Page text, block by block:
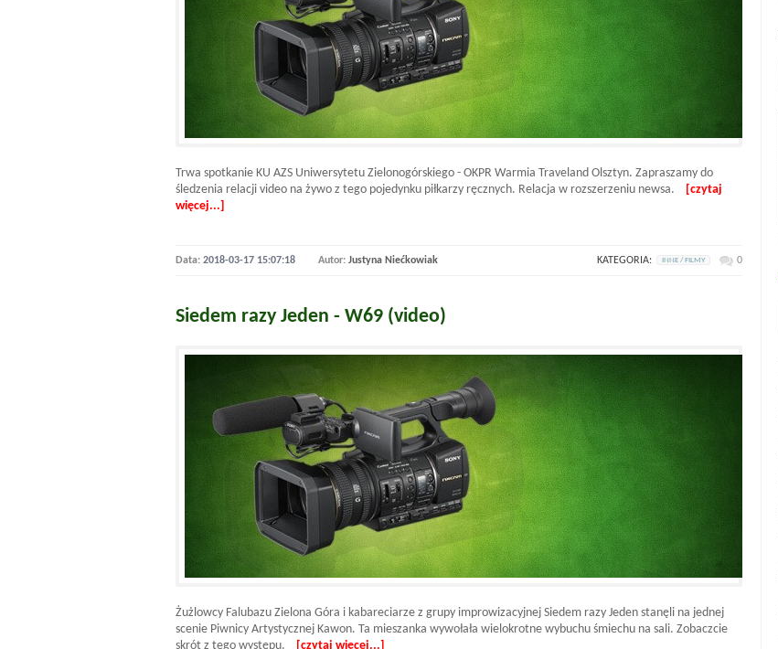
Trwa spotkanie KU AZS Uniwersytetu Zielonogórskiego - OKPR Warmia Traveland Olsztyn. Zapraszamy do
śledzenia relacji video na żywo z tego pojedynku piłkarzy ręcznych. Relacja w rozszerzeniu newsa.
[czytaj
więcej...]
Data: 2018-03-17 15:07:18 Autor: Justyna Niećkowiak KATEGORIA: INNE / FILMY 0
Siedem razy Jeden - W69 (video)
Żużlowcy Falubazu Zielona Góra i kabareciarze z grupy improwizacyjnej Siedem razy Jeden stanęli na jednej
scenie Piwnicy Artystycznej Kawon. Ta mieszanka wywołała wielokrotne wybuchu śmiechu na sali. Zobaczcie
skrót z tego występu.
[czytaj więcej...]